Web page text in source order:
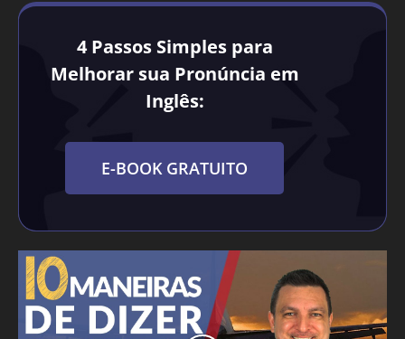
4 Passos Simples para
Melhorar sua Pronúncia em
Inglês:
E-BOOK GRATUITO